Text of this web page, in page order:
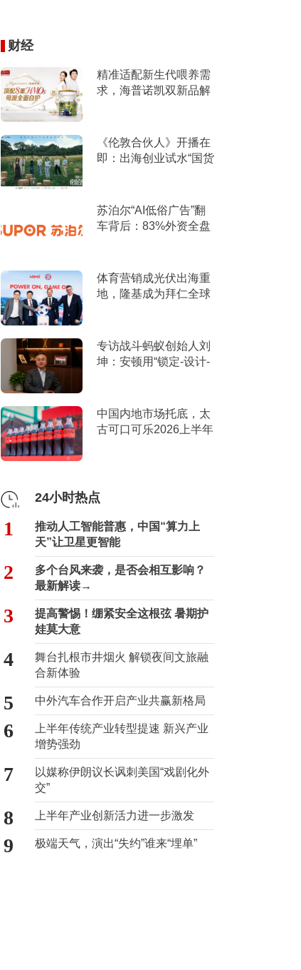
财经
精准适配新生代喂养需
求，海普诺凯双新品解
《伦敦合伙人》开播在
即：出海创业试水“国货
苏泊尔“AI低俗广告”翻
车背后：83%外资全盘
体育营销成光伏出海重
地，隆基成为拜仁全球
专访战斗蚂蚁创始人刘
坤：安顿用“锁定-设计-
中国内地市场托底，太
古可口可乐2026上半年
24小时热点
1
推动人工智能普惠，中国“算力上
天”让卫星更智能
2
多个台风来袭，是否会相互影响？
最新解读→
3
提高警惕！绷紧安全这根弦 暑期护
娃莫大意
4
舞台扎根市井烟火 解锁夜间文旅融
合新体验
5 中外汽车合作开启产业共赢新格局
6
上半年传统产业转型提速 新兴产业
增势强劲
7
以媒称伊朗议长讽刺美国“戏剧化外
交”
8 上半年产业创新活力进一步激发
9 极端天气，演出“失约”谁来“埋单”